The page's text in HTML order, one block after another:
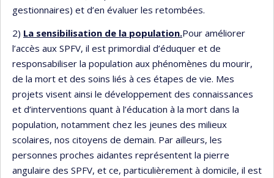
gestionnaires) et d’en évaluer les retombées.
2) La sensibilisation de la population.Pour améliorer
l’accès aux SPFV, il est primordial d’éduquer et de
responsabiliser la population aux phénomènes du mourir,
de la mort et des soins liés à ces étapes de vie. Mes
projets visent ainsi le développement des connaissances
et d’interventions quant à l’éducation à la mort dans la
population, notamment chez les jeunes des milieux
scolaires, nos citoyens de demain. Par ailleurs, les
personnes proches aidantes représentent la pierre
angulaire des SPFV, et ce, particulièrement à domicile, il est